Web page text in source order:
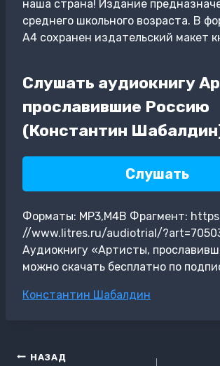
наша страна! Издание
среднего школьного возраста. В
A4 сохранен издательский макет
Слушать аудиокнигу
прославившие Россию
(Константин
Слушать
Форматы: MP3,M4B Фрагмент:
//www.litres.ru/audiotrial/
Аудиокнигу «Артисты,
можно скачать бесплатно по
Метки
Константин Шабалдин
Навигация
НАЗАД